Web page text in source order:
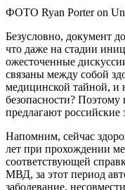
ФОТО Ryan Porter on
Безусловно, документ
что даже на стадии
ожесточенные
связаны между собой
медицинской тайной, и
безопасности? Поэтому
предлагают российские
Напомним, сейчас
лет при прохождении
соответствующей
МВД, за этот период
заболевание,